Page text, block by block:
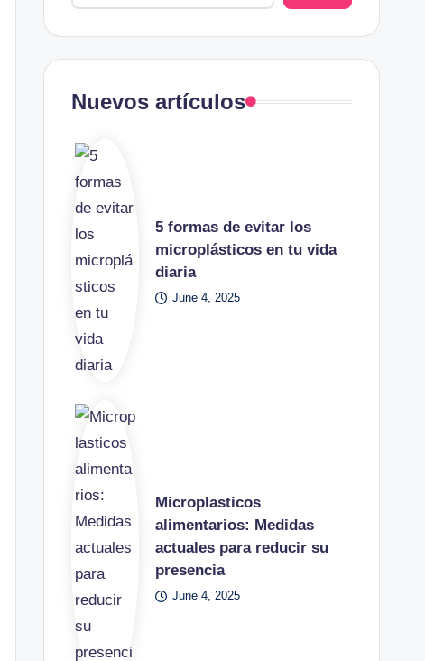
Nuevos artículos
5 formas de evitar los
microplásticos en tu vida
diaria
June 4, 2025
Microplasticos
alimentarios: Medidas
actuales para reducir su
presencia
June 4, 2025